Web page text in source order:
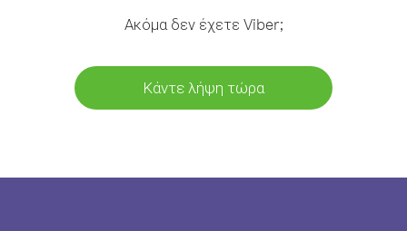
Ακόμα δεν έχετε Viber;
Κάντε λήψη τώρα